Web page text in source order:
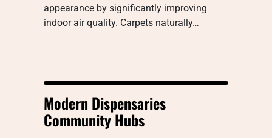
appearance by significantly improving
indoor air quality. Carpets naturally…
Modern Dispensaries
Community Hubs